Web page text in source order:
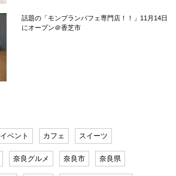
話題の「モンブランパフェ専門店！！」11月14日
にオープン＠香芝市
イベント カフェ スイーツ
奈良グルメ 奈良市 奈良県